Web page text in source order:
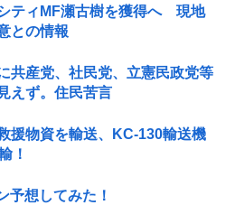
ティMF瀬古樹を獲得へ 現地
との情報
共産党、社民党、立憲民政党等
えず。住民苦言
援物資を輸送、KC-130輸送機
！
予想してみた！